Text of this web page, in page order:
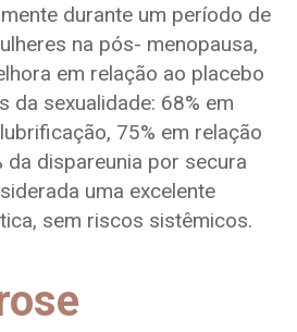
durante um período de
na pós- menopausa,
em relação ao placebo
da sexualidade: 68% em
75% em relação
da dispareunia por secura
uma excelente
sem riscos sistêmicos.